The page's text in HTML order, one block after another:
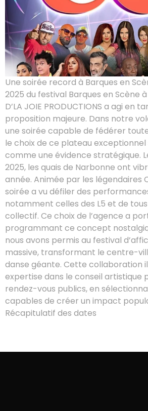
Une soirée record à Barques en
2025 du festival Barques en Scène
D’LA JOIE PRODUCTIONS a agi en
proposition majeure. Dans notre
une soirée capable de fédérer
le choix de ce plateau exceptionnel
comme une évidence stratégique.
2025, les quais de Narbonne ont
année. Animée par les légendaires
soirée a vu défiler des
notamment celles des L5 et de
collectif. Ce choix de l’agence a
programmant ce concept
nous avons permis au festival
massive, transformant le centre-
danse géante. Cette collaboration
expertise dans le conseil artistique
rendez-vous publics, en
capables de créer un impact
Récapitulatif des dates